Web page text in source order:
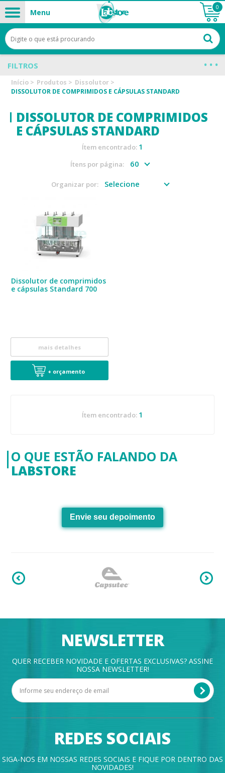
Menu
0
Início > Produtos > Dissolutor >
DISSOLUTOR DE COMPRIMIDOS E CÁPSULAS STANDARD
FILTROS
DISSOLUTOR DE COMPRIMIDOS
E CÁPSULAS STANDARD
Ítem encontrado: 1
Ítens por página:
Organizar por:
Dissolutor de comprimidos
e cápsulas Standard 700
mais detalhes
+ orçamento
Ítem encontrado: 1
O QUE ESTÃO FALANDO DA
LABSTORE
Envie seu depoimento
NEWSLETTER
QUER RECEBER NOVIDADE E OFERTAS EXCLUSIVAS? ASSINE
NOSSA NEWSLETTER!
REDES SOCIAIS
SIGA-NOS EM NOSSAS REDES SOCIAIS E FIQUE POR DENTRO DAS
NOVIDADES!